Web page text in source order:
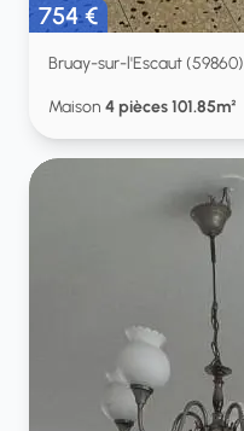
754 €
Bruay-sur-l'Escaut (59860)
Maison 4 pièces 101.85m²